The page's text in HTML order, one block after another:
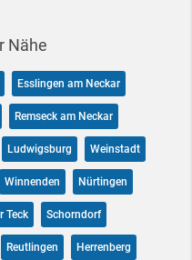
Nähe
Esslingen am Neckar
Remseck am Neckar
Ludwigsburg Weinstadt
Winnenden Nürtingen
Teck Schorndorf
Reutlingen Herrenberg